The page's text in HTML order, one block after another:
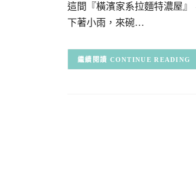
這間『橫濱家系拉麵特濃屋
下著小雨，來碗…
CONTINUE READING